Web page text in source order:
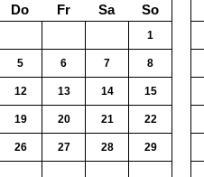
Do Fr Sa So
1
5 6 7 8
12 13 14 15
19 20 21 22
26 27 28 29